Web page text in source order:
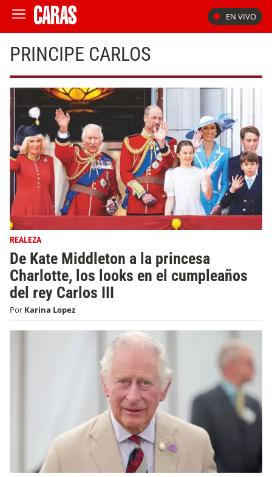
EN VIVO
PRINCIPE CARLOS
REALEZA
De Kate Middleton a la princesa
Charlotte, los looks en el cumpleaños
del rey Carlos III
Por Karina Lopez